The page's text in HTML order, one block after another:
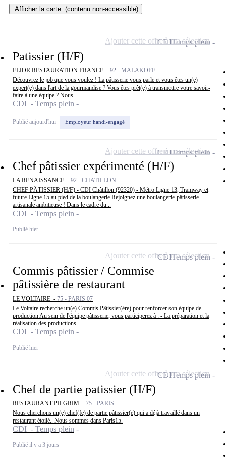
Afficher la carte (contenu non-accessible)
Patissier (H/F)
ELIOR RESTAURATION FRANCE - 92 - MALAKOFF
Découvrez le job que vous voulez ! La pâtisserie vous parle et vous êtes un(e)
expert(e) dans l'art de la gourmandise ? Vous êtes prêt(e) à transmettre votre savoir-
faire à une équipe ? Nous...
CDI - Temps plein
Publié aujourd'hui Employeur handi-engagé
CDITemps plein
Ajouter cette offre à ma sélection
Chef pâtissier expérimenté (H/F)
LA RENAISSANCE - 92 - CHATILLON
CHEF PÂTISSIER (H/F) - CDI Châtillon (92320) - Métro Ligne 13, Tramway et
future Ligne 15 au pied de la boulangerie Rejoignez une boulangerie-pâtisserie
artisanale ambitieuse ! Dans le cadre du...
CDI - Temps plein
Publié hier
CDITemps plein
Ajouter cette offre à ma sélection
Commis pâtissier / Commise
pâtissière de restaurant
LE VOLTAIRE - 75 - PARIS 07
Le Voltaire recherche un(e) Commis Pâtissier(ère) pour renforcer son équipe de
production Au sein de l'équipe pâtisserie, vous participerez à : - La préparation et la
réalisation des productions...
CDI - Temps plein
Publié hier
CDITemps plein
Ajouter cette offre à ma sélection
Chef de partie patissier (H/F)
RESTAURANT PILGRIM - 75 - PARIS
Nous cherchons un(e) chef(fe) de partie pâtissier(e) qui a déjà travaillé dans un
restaurant étoilé.. Nous sommes dans Paris15.
CDI - Temps plein
Publié il y a 3 jours
CDITemps plein
Ajouter cette offre à ma sélection